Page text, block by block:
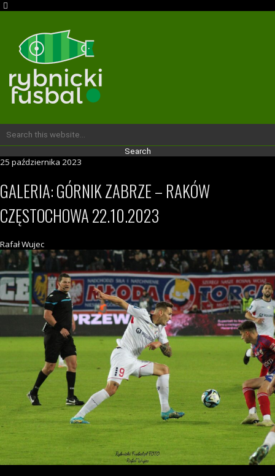
25 października 2023
GALERIA: GÓRNIK ZABRZE – RAKÓW
CZĘSTOCHOWA 22.10.2023
Rafał Wujec